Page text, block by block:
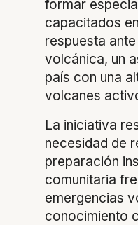
formar
capacitados
respuesta
volcánica, un
país con una
volcanes
La iniciativa
necesidad de
preparación
comunitaria
emergencias
conocimiento